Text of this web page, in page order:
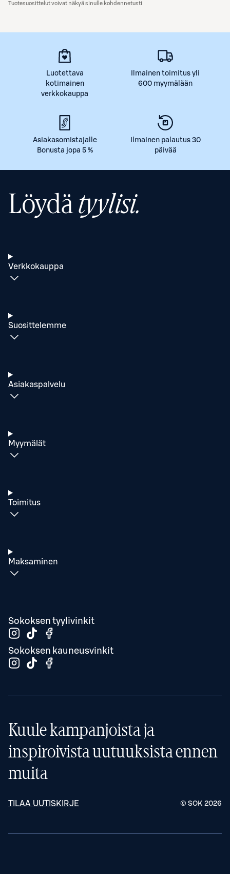
Tuotesuosittelut voivat näkyä sinulle kohdennetusti
Luotettava
kotimainen
verkkokauppa
Ilmainen toimitus yli
600 myymälään
Asiakasomistajalle
Bonusta jopa 5 %
Ilmainen palautus 30
päivää
Löydätyylisi.
Verkkokauppa
Suosittelemme
Asiakaspalvelu
Myymälät
Toimitus
Maksaminen
Sokoksen tyylivinkit
Sokoksen kauneusvinkit
Kuule kampanjoista ja
inspiroivista uutuuksista ennen
muita
TILAA UUTISKIRJE © SOK 2026